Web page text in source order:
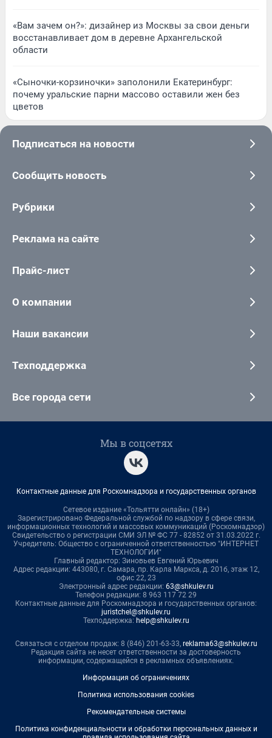
«Вам зачем он?»: дизайнер из Москвы за свои деньги
восстанавливает дом в деревне Архангельской
области
«Сыночки-корзиночки» заполонили Екатеринбург:
почему уральские парни массово оставили жен без
цветов
Подписаться на новости
Сообщить новость
Рубрики
Реклама на сайте
Прайс-лист
О компании
Наши вакансии
Техподдержка
Все города сети
Мы в соцсетях
Контактные данные для Роскомнадзора и государственных органов
Сетевое издание «Тольятти онлайн» (18+)
Зарегистрировано Федеральной службой по надзору в сфере связи,
информационных технологий и массовых коммуникаций (Роскомнадзор)
Свидетельство о регистрации СМИ ЭЛ № ФС 77 - 82852 от 31.03.2022 г.
Учредитель: Общество с ограниченной ответственностью "ИНТЕРНЕТ
ТЕХНОЛОГИИ"
Главный редактор: Зиновьев Евгений Юрьевич
Адрес редакции: 443080, г. Самара, пр. Карла Маркса, д. 201б, этаж 12,
офис 22, 23
Электронный адрес редакции: 63@shkulev.ru
Телефон редакции: 8 963 117 72 29
Контактные данные для Роскомнадзора и государственных органов:
juristchel@shkulev.ru
Техподдержка: help@shkulev.ru
Связаться с отделом продаж: 8 (846) 201-63-33, reklama63@shkulev.ru
Редакция сайта не несет ответственности за достоверность
информации, содержащейся в рекламных объявлениях.
Информация об ограничениях
Политика использования cookies
Рекомендательные системы
Политика конфиденциальности и обработки персональных данных и